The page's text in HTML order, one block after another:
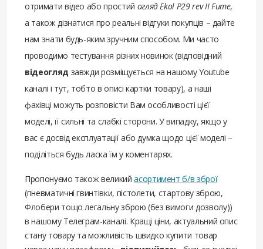
отримати відео або простий огляд Ekol P29 rev II Fume,
а також дізнатися про реальні відгуки покупців – дайте
нам знати будь-яким зручним способом. Ми часто
проводимо тестування різних новинок (відповідний
відеогляд завжди розміщується на нашому Youtube
каналі і тут, тобто в описі картки товару), а наші
фахівці можуть розповісти Вам особливості цієї
моделі, її сильні та слабкі сторони. У випадку, якщо у
вас є досвід експлуатації або думка щодо цієї моделі –
поділіться будь ласка їм у коментарях.
Пропонуємо також великийасортимент б/в зброї
(пневматичні гвинтівки, пістолети, стартову зброю,
Флобери тощо легальну зброю (без вимоги дозволу))
в нашому Телеграм-каналі. Кращі ціни, актуальний опис
стану товару та можливість швидко купити товар